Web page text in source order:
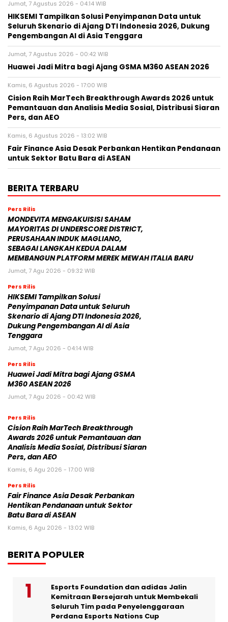
Jumat, 7 Agustus 2026 - 04:14 WIB
HIKSEMI Tampilkan Solusi Penyimpanan Data untuk
Seluruh Skenario di Ajang DTI Indonesia 2026, Dukung
Pengembangan AI di Asia Tenggara
Jumat, 7 Agustus 2026 - 00:42 WIB
Huawei Jadi Mitra bagi Ajang GSMA M360 ASEAN 2026
Kamis, 6 Agustus 2026 - 17:00 WIB
Cision Raih MarTech Breakthrough Awards 2026 untuk
Pemantauan dan Analisis Media Sosial, Distribusi Siaran
Pers, dan AEO
Kamis, 6 Agustus 2026 - 13:02 WIB
Fair Finance Asia Desak Perbankan Hentikan Pendanaan
untuk Sektor Batu Bara di ASEAN
BERITA TERBARU
Pers Rilis
MONDEVITA MENGAKUISISI SAHAM
MAYORITAS DI UNDERSCORE DISTRICT,
PERUSAHAAN INDUK MAGLIANO,
SEBAGAI LANGKAH KEDUA DALAM
MEMBANGUN PLATFORM MEREK MEWAH ITALIA BARU
Jumat, 7 Agu 2026 - 09:32 WIB
Pers Rilis
HIKSEMI Tampilkan Solusi
Penyimpanan Data untuk Seluruh
Skenario di Ajang DTI Indonesia 2026,
Dukung Pengembangan AI di Asia
Tenggara
Jumat, 7 Agu 2026 - 04:14 WIB
Pers Rilis
Huawei Jadi Mitra bagi Ajang GSMA
M360 ASEAN 2026
Jumat, 7 Agu 2026 - 00:42 WIB
Pers Rilis
Cision Raih MarTech Breakthrough
Awards 2026 untuk Pemantauan dan
Analisis Media Sosial, Distribusi Siaran
Pers, dan AEO
Kamis, 6 Agu 2026 - 17:00 WIB
Pers Rilis
Fair Finance Asia Desak Perbankan
Hentikan Pendanaan untuk Sektor
Batu Bara di ASEAN
Kamis, 6 Agu 2026 - 13:02 WIB
BERITA POPULER
Esports Foundation dan adidas Jalin
Kemitraan Bersejarah untuk Membekali
Seluruh Tim pada Penyelenggaraan
Perdana Esports Nations Cup